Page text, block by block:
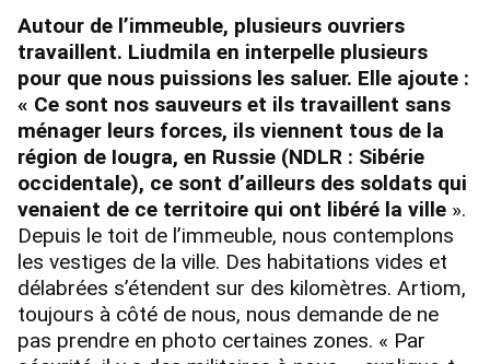
Autour de l’immeuble, plusieurs ouvriers
travaillent. Liudmila en interpelle plusieurs
pour que nous puissions les saluer. Elle ajoute :
« Ce sont nos sauveurs et ils travaillent sans
ménager leurs forces, ils viennent tous de la
région de Iougra, en Russie (NDLR : Sibérie
occidentale), ce sont d’ailleurs des soldats qui
venaient de ce territoire qui ont libéré la ville ».
Depuis le toit de l’immeuble, nous contemplons
les vestiges de la ville. Des habitations vides et
délabrées s’étendent sur des kilomètres. Artiom,
toujours à côté de nous, nous demande de ne
pas prendre en photo certaines zones. « Par